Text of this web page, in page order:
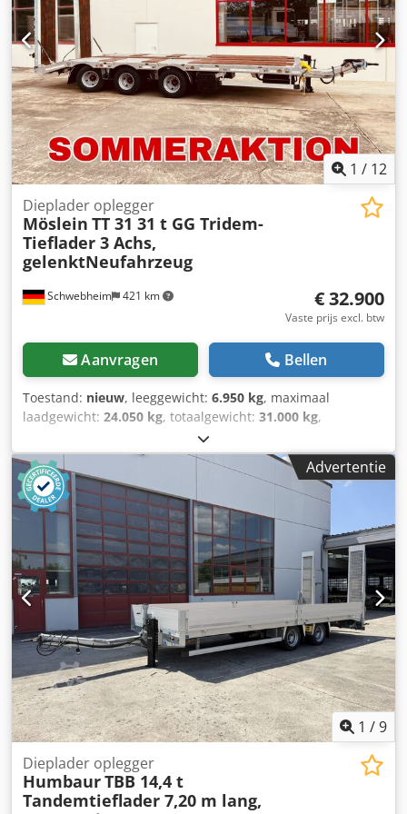
1 / 12
Schwebheim 421 km
Dieplader oplegger
Möslein TT 31 31 t GG Tridem-
Tieflader 3 Achs,
gelenktNeufahrzeug
€ 32.900
Vaste prijs excl. btw
Aanvragen Bellen
Toestand: nieuw, leeggewicht: 6.950 kg, maximaal
laadgewicht: 24.050 kg, totaalgewicht: 31.000 kg,
, laadruimte lengte:
laadruimtebreedte:2.550 mm, ophanging:lucht,
bandenmaten:
, kleur:overig
, soort
overbrenging:overig, voorbandmaat: 235 / 75 R 17,5
achterbandmaat:235 / 75 R 17,5, bestuurderscabine:
, emissieklasse:geen , brandstof: biodiesel,
Uitrusting:ABS, luchtdrukrem, Chassis: thermisch
verzinkt, houten vloer 70 mm dik, 18 sjorogen, 12
rongkokers, 2 oprijplaten elk 3.110 mm lang x 760 mm
breed, 1-delige hydraulische oprijplaten, laadvloerhoogte:
880 mm, incl. aslastweergave. Meerprijs voor: laatste as als
stuur-as: €3.500, waarschuwingsborden + verlichting en
zwaailamp: €200, verbreding naar 3 m met hout: €300,
hydraulisch verschuiven van de oprijplaten: €1.000. Ook
leverbaar met K80 trekoog! -- Typfouten, vergissingen en
wijzigingen voorbehouden, voorbeeldfoto’s -- Meer
gegevens op aanvraag! Crsdszr Sf Tjpfx Aitsf
Advertentie
1 /9
Dieplader oplegger
HumbaurTBB 14,4 t
Tandemtieflader 7,20 m lang,